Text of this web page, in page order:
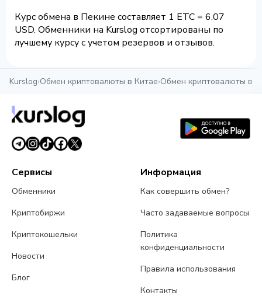
Курс обмена в Пекине составляет 1 ETC = 6.07
USD. Обменники на Kurslog отсортированы по
лучшему курсу с учетом резервов и отзывов.
Kurslog›Обмен криптовалюты в Китае›Обмен криптовалюты в
Сервисы
Обменники
Криптобиржи
Криптокошельки
Новости
Блог
Информация
Как совершить обмен?
Часто задаваемые вопросы
Политика
конфиденциальности
Правила использования
Контакты